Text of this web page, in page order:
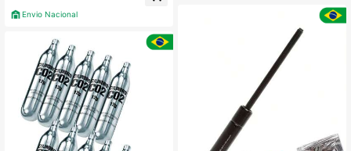
Envio Nacional